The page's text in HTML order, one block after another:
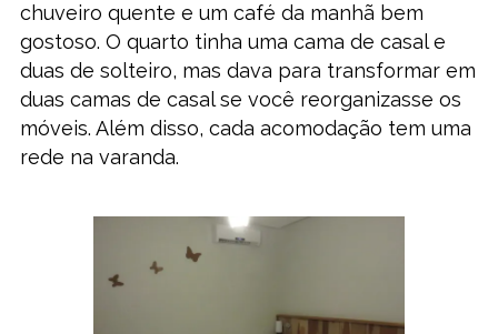
chuveiro quente e um café da manhã bem
gostoso. O quarto tinha uma cama de casal e
duas de solteiro, mas dava para transformar em
duas camas de casal se você reorganizasse os
móveis. Além disso, cada acomodação tem uma
rede na varanda.